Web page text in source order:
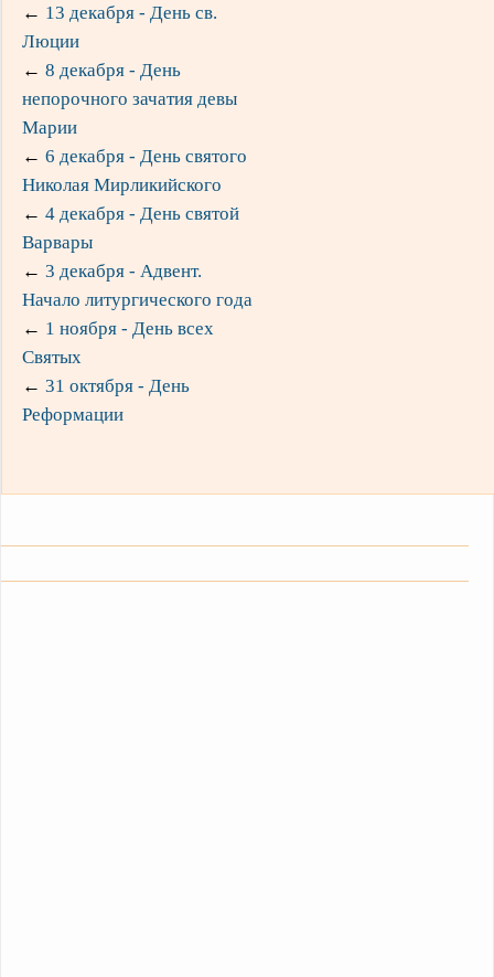
← 13 декабря - День св.
Люции
← 8 декабря - День
непорочного зачатия девы
Марии
← 6 декабря - День святого
Николая Мирликийского
← 4 декабря - День святой
Варвары
← 3 декабря - Адвент.
Начало литургического года
← 1 ноября - День всех
Святых
← 31 октября - День
Реформации